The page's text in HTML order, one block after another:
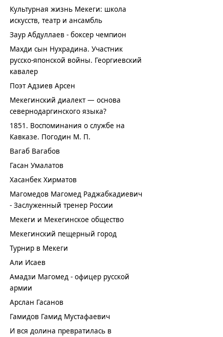
Культурная жизнь Мекеги: школа
искусств, театр и ансамбль
Заур Абдуллаев - боксер чемпион
Махди сын Нухрадина. Участник
русско-японской войны. Георгиевский
кавалер
Поэт Адзиев Арсен
Мекегинский диалект — основа
севернодаргинского языка?
1851. Воспоминания о службе на
Кавказе. Погодин М. П.
Вагаб Вагабов
Гасан Умалатов
Хасанбек Хирматов
Магомедов Магомед Раджабкадиевич
- Заслуженный тренер России
Мекеги и Мекегинское общество
Мекегинский пещерный город
Турнир в Мекеги
Али Исаев
Амадзи Магомед - офицер русской
армии
Арслан Гасанов
Гамидов Гамид Мустафаевич
И вся долина превратилась в